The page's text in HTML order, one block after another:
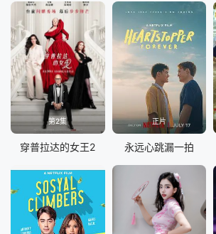
第2集
穿普拉达的女王2
正片
永远心跳漏一拍